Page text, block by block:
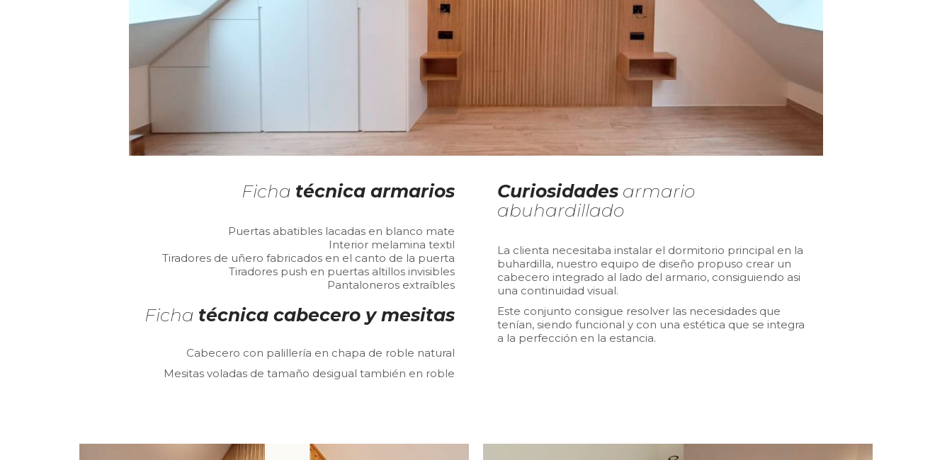
Ficha técnica armarios
Puertas abatibles lacadas en blanco mate
Interior melamina textil
Tiradores de uñero fabricados en el canto de la puerta
Tiradores push en puertas altillos invisibles
Pantaloneros extraíbles
Ficha técnica cabecero y mesitas
Cabecero con palillería en chapa de roble natural
Mesitas voladas de tamaño desigual también en roble
Curiosidades armario
abuhardillado
La clienta necesitaba instalar el dormitorio principal en la
buhardilla, nuestro equipo de diseño propuso crear un
cabecero integrado al lado del armario, consiguiendo asi
una continuidad visual.
Este conjunto consigue resolver las necesidades que
tenían, siendo funcional y con una estética que se integra
a la perfección en la estancia.